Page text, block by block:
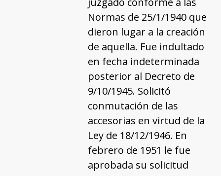
Normas de 25/1/1940 que
dieron lugar a la creación
de aquella. Fue indultado
en fecha indeterminada
posterior al Decreto de
9/10/1945. Solicitó
conmutación de las
accesorias en virtud de la
Ley de 18/12/1946. En
febrero de 1951 le fue
aprobada su solicitud